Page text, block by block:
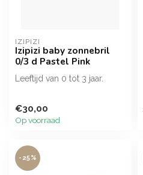
IZIPIZI
Izipizi baby zonnebril
0/3 d Pastel Pink
Leeftijd van 0 tot 3 jaar.
€30,00
Op voorraad
-25%